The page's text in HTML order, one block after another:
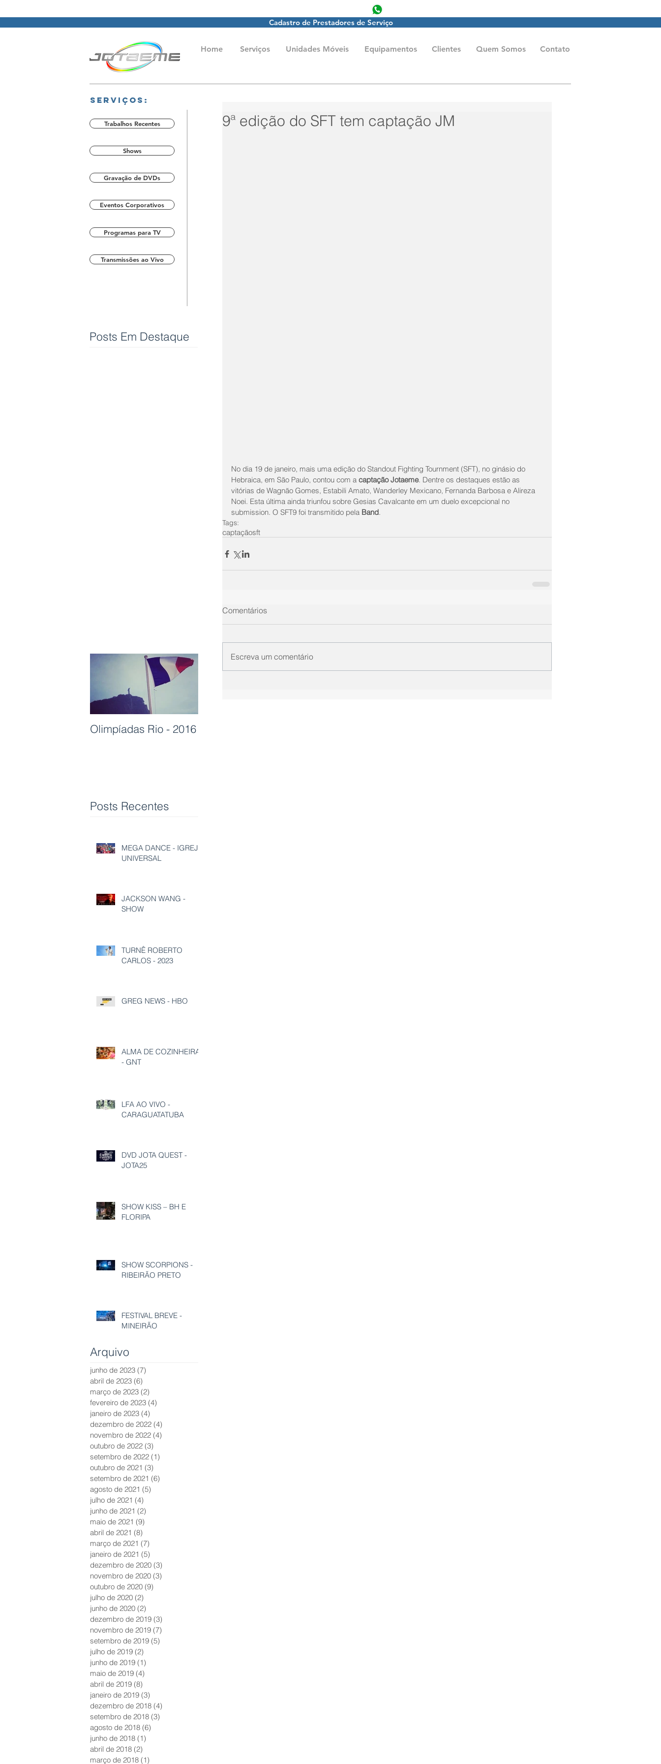
Cadastro de Prestadores de Serviço
Home Serviços Unidades Móveis Equipamentos Clientes Quem Somos Contato
Serviços:
Trabalhos Recentes
Shows
Gravação de DVDs
Eventos Corporativos
Programas para TV
Transmissões ao Vivo
Posts Em Destaque
Olimpíadas Rio - 2016
Posts Recentes
MEGA DANCE - IGREJA
UNIVERSAL
JACKSON WANG -
SHOW
TURNÊ ROBERTO
CARLOS - 2023
GREG NEWS - HBO
ALMA DE COZINHEIRA
- GNT
LFA AO VIVO -
CARAGUATATUBA
DVD JOTA QUEST -
JOTA25
SHOW KISS – BH E
FLORIPA
SHOW SCORPIONS -
RIBEIRÃO PRETO
FESTIVAL BREVE -
MINEIRÃO
9ª edição do SFT tem captação JM
No dia 19 de janeiro, mais uma edição do Standout Fighting Tournment (SFT), no ginásio do
Hebraica, em São Paulo, contou com a captação Jotaeme. Dentre os destaques estão as
vitórias de Wagnão Gomes, Estabili Amato, Wanderley Mexicano, Fernanda Barbosa e Alireza
Noei. Esta última ainda triunfou sobre Gesias Cavalcante em um duelo excepcional no
submission. O SFT9 foi transmitido pela Band.
Tags:
captaçãosft
Comentários
Escreva um comentário
Arquivo
junho de 2023 (7)
abril de 2023 (6)
março de 2023 (2)
fevereiro de 2023 (4)
janeiro de 2023 (4)
dezembro de 2022 (4)
novembro de 2022 (4)
outubro de 2022 (3)
setembro de 2022 (1)
outubro de 2021 (3)
setembro de 2021 (6)
agosto de 2021 (5)
julho de 2021 (4)
junho de 2021 (2)
maio de 2021 (9)
abril de 2021 (8)
março de 2021 (7)
janeiro de 2021 (5)
dezembro de 2020 (3)
novembro de 2020 (3)
outubro de 2020 (9)
julho de 2020 (2)
junho de 2020 (2)
dezembro de 2019 (3)
novembro de 2019 (7)
setembro de 2019 (5)
julho de 2019 (2)
junho de 2019 (1)
maio de 2019 (4)
abril de 2019 (8)
janeiro de 2019 (3)
dezembro de 2018 (4)
setembro de 2018 (3)
agosto de 2018 (6)
junho de 2018 (1)
abril de 2018 (2)
março de 2018 (1)